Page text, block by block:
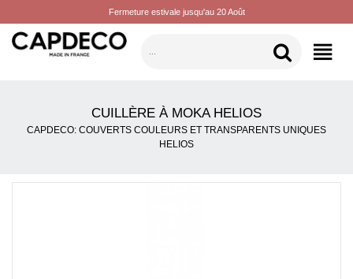
Fermeture estivale jusqu'au 20 Août
CATÉGORIES
CUILLÈRE À MOKA HELIOS
CAPDECO: COUVERTS COULEURS ET TRANSPARENTS UNIQUES
HELIOS